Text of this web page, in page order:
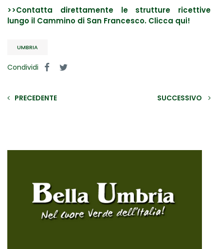
>>Contatta direttamente le strutture ricettive
lungo il Cammino di San Francesco. Clicca qui!
UMBRIA
Condividi
PRECEDENTE SUCCESSIVO